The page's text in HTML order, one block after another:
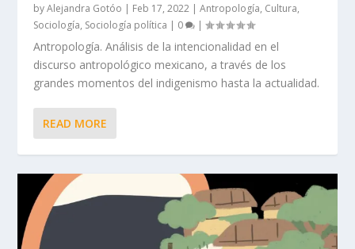
byAlejandra Gotóo | Feb 17, 2022 |Antropología, Cultura,
Sociología, Sociología política | 0 |
Antropología. Análisis de la intencionalidad en el
discurso antropológico mexicano, a través de los
grandes momentos del indigenismo hasta la actualidad.
READ MORE